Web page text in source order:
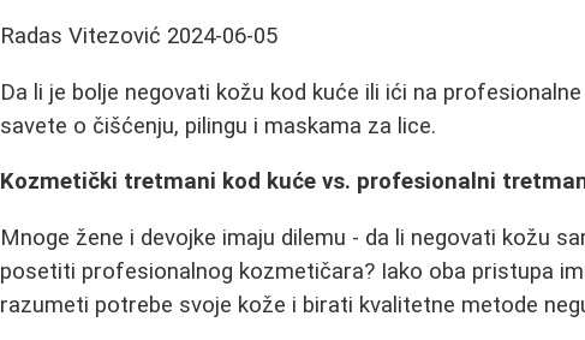
Radas Vitezović 2024-06-05
Da li je bolje negovati kožu kod kuće ili ići na
savete o čišćenju, pilingu i maskama za lice.
Kozmetički tretmani kod kuće vs. profesionalni
Mnoge žene i devojke imaju dilemu - da li negovati kožu
posetiti profesionalnog kozmetičara? Iako oba pristupa
razumeti potrebe svoje kože i birati kvalitetne metode